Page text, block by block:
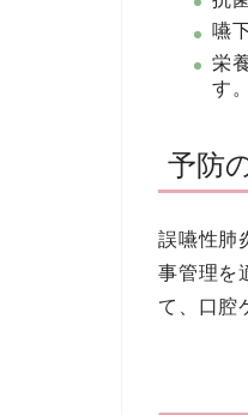
嚥
栄
す。
予防
誤嚥性肺
事管理を
て、口腔